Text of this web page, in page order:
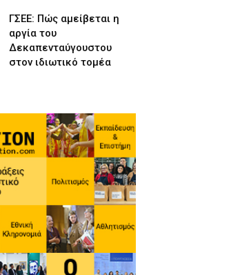
ΓΣΕΕ: Πώς αμείβεται η
αργία του
Δεκαπενταύγουστου
στον ιδιωτικό τομέα